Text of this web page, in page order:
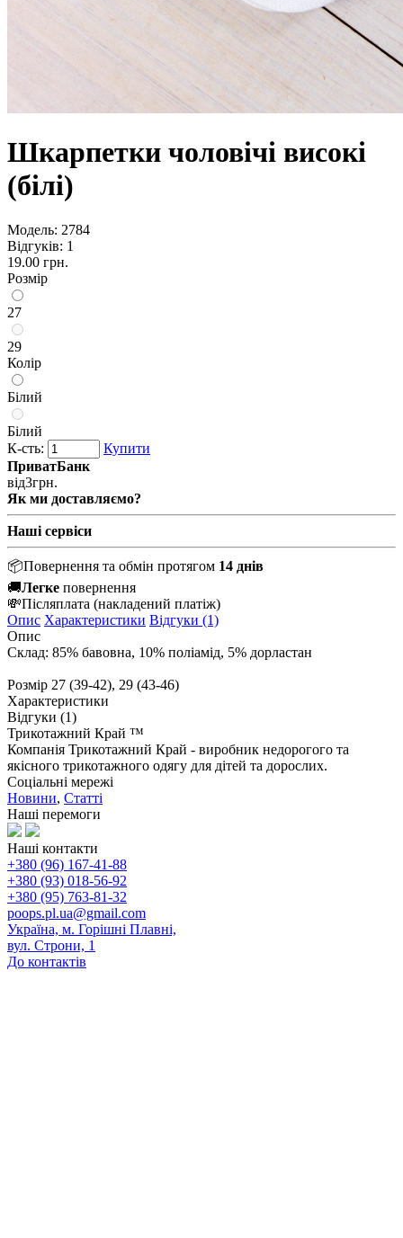
Шкарпетки чоловічі високі
(білі)
Модель: 2784
Відгуків: 1
19.00 грн.
Розмір
27
29
Колір
Білий
Білий
К-сть:
Купити
ПриватБанк
від3грн.
Як ми доставляємо?
Наші сервіси
📦Повернення та обмін протягом 14 днів
🚚Легке повернення
💸Післяплата (накладений платіж)
Опис Характеристики Відгуки (1)
Опис
Склад: 85% бавовна, 10% поліамід, 5% дорластан
Розмір 27 (39-42), 29 (43-46)
Характеристики
Відгуки (1)
Трикотажний Край ™
Компанія Трикотажний Край - виробник недорогого та
якісного трикотажного одягу для дітей та дорослих.
Соціальні мережі
Новини, Статті
Наші перемоги
Наші контакти
+380 (96) 167-41-88
+380 (93) 018-56-92
+380 (95) 763-81-32
poops.pl.ua@gmail.com
Україна, м. Горішні Плавні,
вул. Строни, 1
До контактів